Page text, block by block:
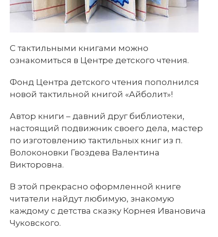
С тактильными книгами можно
ознакомиться в Центре детского чтения.
Фонд Центра детского чтения пополнился
новой тактильной книгой «Айболит»!
Автор книги – давний друг библиотеки,
настоящий подвижник своего дела, мастер
по изготовлению тактильных книг из п.
Волоконовки Гвоздева Валентина
Викторовна.
В этой прекрасно оформленной книге
читатели найдут любимую, знакомую
каждому с детства сказку Корнея Ивановича
Чуковского.